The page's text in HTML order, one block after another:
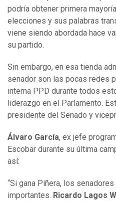
podría obtener primera
elecciones y sus palabras
viene siendo abordada hace
su partido.
Sin embargo, en esa tienda
senador son las pocas redes
interna PPD durante todos
liderazgo en el Parlamento.
presidente del Senado y
Álvaro García, ex jefe
Escobar durante su última
así:
“Si gana Piñera, los
importantes. Ricardo Lagos